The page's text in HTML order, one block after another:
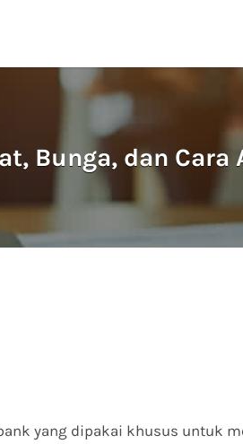
Bunga, dan
yang dipakai khusus untuk